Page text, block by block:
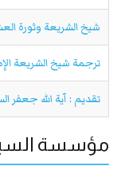
شيخ الشريعة وثورة
ترجمة شيخ الشريعة
تقديم : آية الله جعفر
مؤسسة